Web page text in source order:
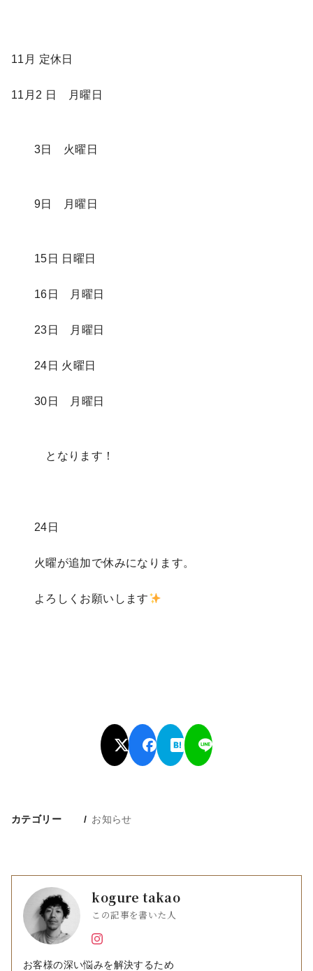
11月 定休日
11月2 日 月曜日
3日 火曜日
9日 月曜日
15日 日曜日
16日 月曜日
23日 月曜日
24日 火曜日
30日 月曜日
となります！
24日
火曜が追加で休みになります。
よろしくお願いします
カテゴリー お知らせ
kogure takao
この記事を書いた人
お客様の深い悩みを解決するため